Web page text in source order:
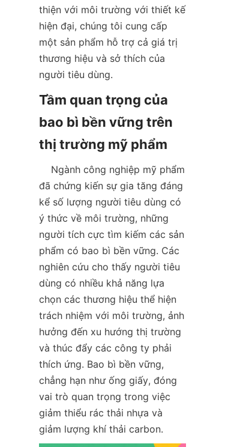
thiện với môi trường với thiết kế
hiện đại, chúng tôi cung cấp
một sản phẩm hỗ trợ cả giá trị
thương hiệu và sở thích của
người tiêu dùng.
Tầm quan trọng của
bao bì bền vững trên
đã chứng kiến sự gia tăng đáng
kể số lượng người tiêu dùng có
ý thức về môi trường, những
người tích cực tìm kiếm các sản
phẩm có bao bì bền vững. Các
nghiên cứu cho thấy người tiêu
dùng có nhiều khả năng lựa
chọn các thương hiệu thể hiện
trách nhiệm với môi trường, ảnh
hưởng đến xu hướng thị trường
và thúc đẩy các công ty phải
thích ứng. Bao bì bền vững,
chẳng hạn như ống giấy, đóng
vai trò quan trọng trong việc
giảm thiểu rác thải nhựa và
giảm lượng khí thải carbon.